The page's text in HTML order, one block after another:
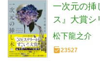
一次元の挿
ス』大賞シ
松下龍之介
23527